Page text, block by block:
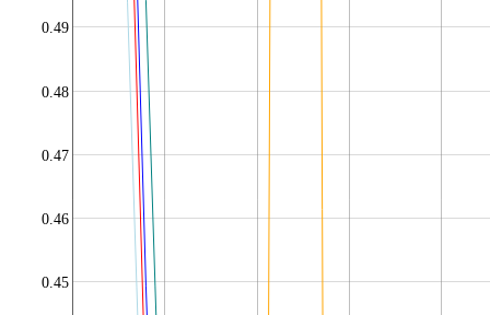
0.45
0.46
0.47
0.48
0.49